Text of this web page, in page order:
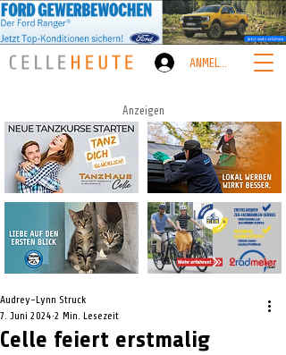
ANMELDEN
Anzeigen
Celle feiert erstmalig
Audrey-Lynn Struck
7. Juni 2024 2 Min. Lesezeit